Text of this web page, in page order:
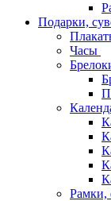
Подарки,
Часы
Рамки,